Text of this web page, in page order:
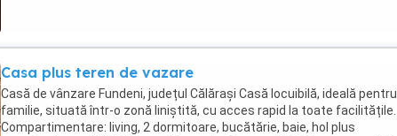
Casa plus teren de vazare
Casă de vânzare Fundeni, județul Călărași Casă locuibilă, ideală pentru
familie, situată într-o zonă liniștită, cu acces rapid la toate facilitățile.
Compartimentare: living, 2 dormitoare, bucătărie, baie, hol plus